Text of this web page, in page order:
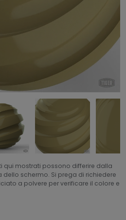
qui mostrati possono differire dalla
schermo. Si prega di richiedere
a polvere per verificare il colore e